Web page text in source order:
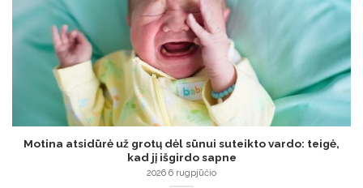
Motina atsidūrė už grotų dėl sūnui suteikto vardo: teigė,
kad jį išgirdo sapne
2026 6 rugpjūčio